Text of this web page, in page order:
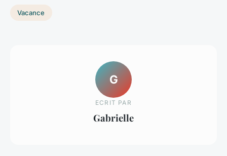
Vacance
G
ECRIT PAR
Gabrielle